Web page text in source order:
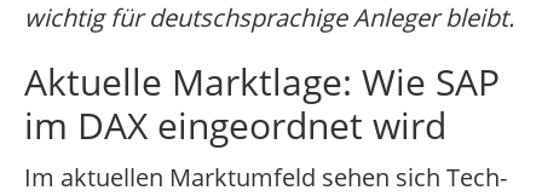
wichtig für deutschsprachige Anleger bleibt.
Aktuelle Marktlage: Wie SAP
im DAX eingeordnet wird
Im aktuellen Marktumfeld sehen sich Tech-